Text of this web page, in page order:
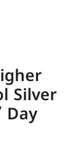
Silver
Day